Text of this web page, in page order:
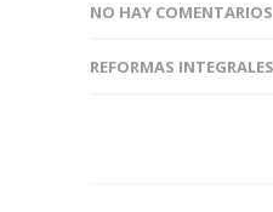
NO HAY COMENTARIOS
REFORMAS INTEGRALES